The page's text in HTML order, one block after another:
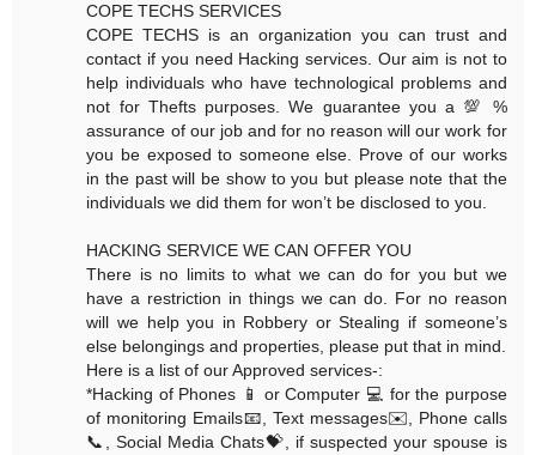
COPE TECHS SERVICES
COPE TECHS is an organization you can trust and
contact if you need Hacking services. Our aim is not to
help individuals who have technological problems and
not for Thefts purposes. We guarantee you a 💯 %
assurance of our job and for no reason will our work for
you be exposed to someone else. Prove of our works
in the past will be show to you but please note that the
individuals we did them for won’t be disclosed to you.
HACKING SERVICE WE CAN OFFER YOU
There is no limits to what we can do for you but we
have a restriction in things we can do. For no reason
will we help you in Robbery or Stealing if someone’s
else belongings and properties, please put that in mind.
Here is a list of our Approved services-:
*Hacking of Phones 📱 or Computer 💻 for the purpose
of monitoring Emails📧, Text messages✉️, Phone calls
📞, Social Media Chats💝, if suspected your spouse is